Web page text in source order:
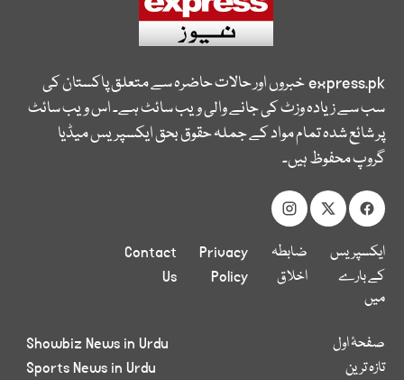
express.pkخبروں اور حالات حاضرہ سے متعلق پاکستان کی
سب سے زیادہ وزٹ کی جانے والی ویب سائٹ ہے۔ اس ویب سائٹ
پر شائع شدہ تمام مواد کے جملہ حقوق بحق ایکسپریس میڈیا
گروپ محفوظ ہیں۔
ایکسپریس
کے بارے
میں
ضابطہ
اخلاق
Privacy
Policy
Contact
Us
صفحۂ اول
تازہ ترین
Showbiz News in Urdu
Sports News in Urdu